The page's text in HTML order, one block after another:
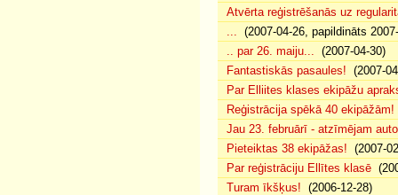
Atvērta reģistrēšanās uz
... (2007-04-26, papildināts
.. par 26. maiju... (2007-04-30)
Fantastiskās pasaules! (2007-
Par Elliites klases ekipāžu
Reģistrācija spēkā 40 ekipāžām!
Jau 23. februārī - atzīmējam
Pieteiktas 38 ekipāžas! (2007-
Par reģistrāciju Ellītes klasē
Turam īkšķus! (2006-12-28)